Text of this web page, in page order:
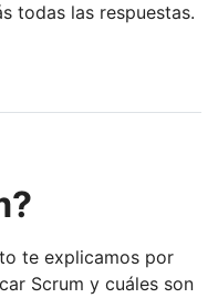
todas las respuestas.
te explicamos por
Scrum y cuáles son